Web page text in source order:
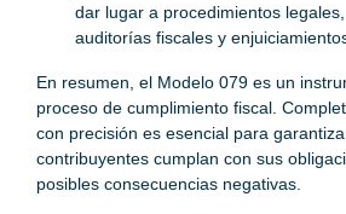
dar lugar a procedimientos
auditorías fiscales y
En resumen, el Modelo 079 es un
proceso de cumplimiento fiscal.
con precisión es esencial para
contribuyentes cumplan con sus
posibles consecuencias negativas.